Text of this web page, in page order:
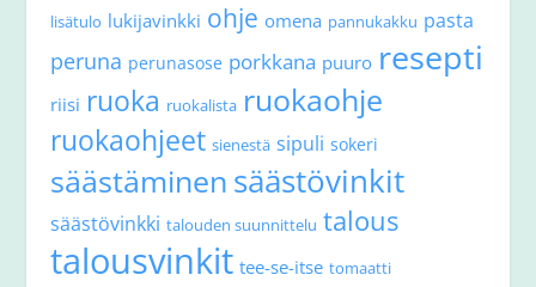
lisätulo lukijavinkki ohje omena pannukakku pasta
peruna perunasose porkkana puuro resepti
riisi ruoka ruokalista ruokaohje
ruokaohjeet sienestä sipuli sokeri
säästäminen säästövinkit
säästövinkki talouden suunnittelu talous
talousvinkit tee-se-itse tomaatti